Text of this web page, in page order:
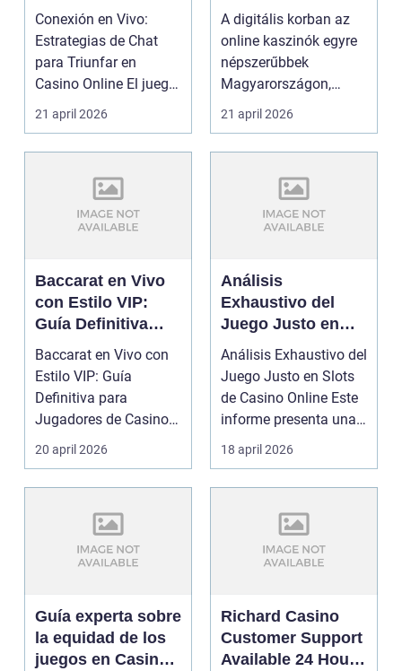
en Casino Online
Conexión en Vivo:
Estrategias de Chat
para Triunfar en
Casino Online El juego
en vivo ha
21 april 2026
kihívásaidhoz
A digitális korban az
online kaszinók egyre
népszerűbbek
Magyarországon,
mivel lehetővé teszik a
21 april 2026
Baccarat en Vivo
con Estilo VIP:
Guía Definitiva
para Jugadores de
Casino Online
Baccarat en Vivo con
Estilo VIP: Guía
Definitiva para
Jugadores de Casino
Online Los jugadores
20 april 2026
Análisis
Exhaustivo del
Juego Justo en
Slots de Casino
Online
Análisis Exhaustivo del
Juego Justo en Slots
de Casino Online Este
informe presenta una
evaluación ...
18 april 2026
Guía experta sobre
la equidad de los
juegos en Casino
Richard Casino
Customer Support
Available 24 Hours